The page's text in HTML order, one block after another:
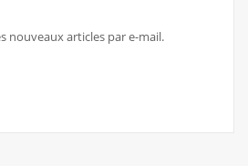
nouveaux articles par e-mail.